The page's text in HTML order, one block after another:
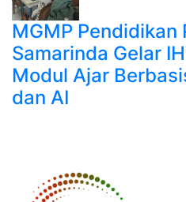
MGMP Pendidikan
Samarinda Gelar
Modul Ajar
dan AI